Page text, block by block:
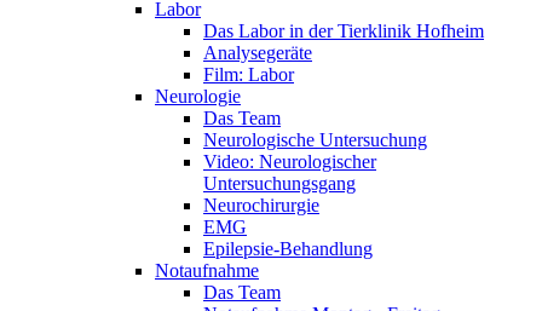
Labor
Das Labor in der Tierklinik Hofheim
Analysegeräte
Film: Labor
Neurologie
Das Team
Neurologische Untersuchung
Video: Neurologischer
Untersuchungsgang
Neurochirurgie
EMG
Epilepsie-Behandlung
Notaufnahme
Das Team